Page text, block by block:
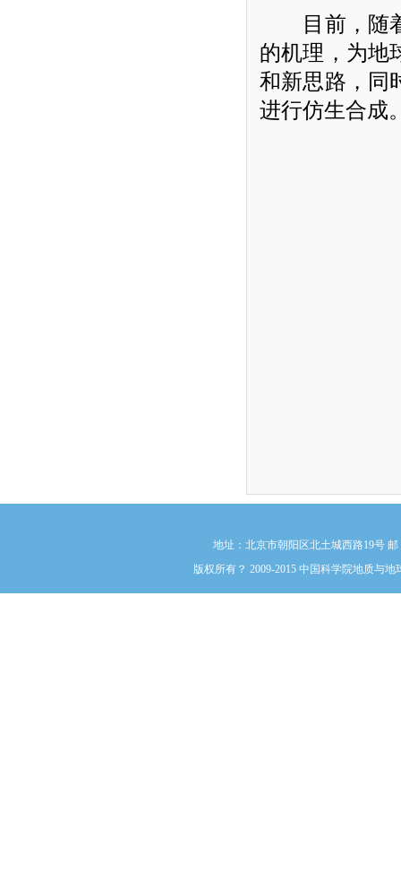
目前，随
的机理，为地
和新思路，同
进行仿生合成
地址：北京市朝阳区北土城西路19号 邮
版权所有？ 2009-2015 中国科学院地质与